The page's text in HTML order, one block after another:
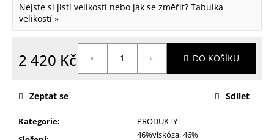
Nejste si jistí velikostí nebo jak se změřit? Tabulka
velikostí »
2 420 Kč DO KOŠÍKU
Kategorie:
PRODUKTY
46%viskóza, 46%
Zeptat se Sdílet